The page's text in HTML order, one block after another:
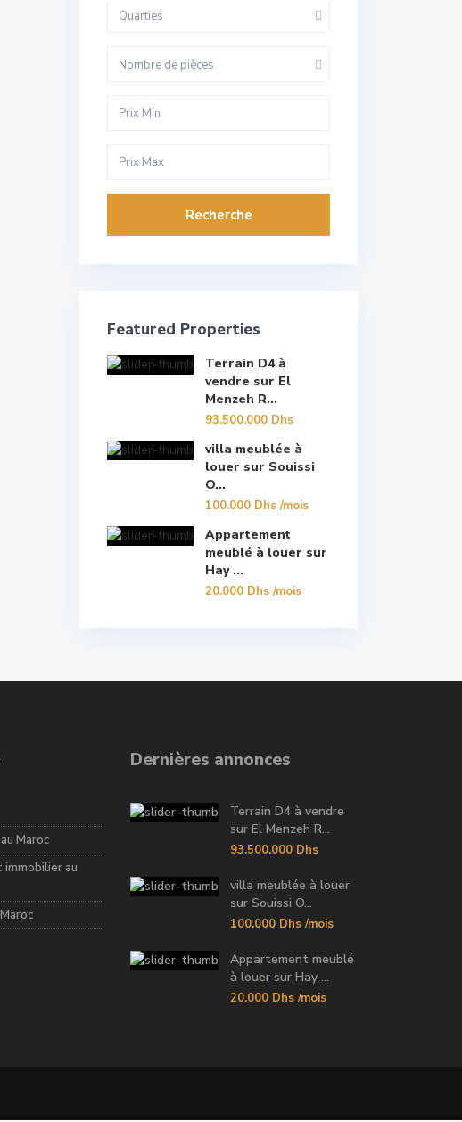
Quarties
Nombre de pièces
Recherche
Featured Properties
Terrain D4 à
vendre sur El
Menzeh R...
93.500.000 Dhs
villa meublée à
louer sur Souissi
O...
100.000 Dhs/mois
Appartement
meublé à louer sur
Hay ...
20.000 Dhs/mois
Maroc
au
Dernières annonces
Terrain D4 à vendre
sur El Menzeh R...
93.500.000 Dhs
villa meublée à louer
sur Souissi O...
100.000 Dhs /mois
Appartement meublé
à louer sur Hay ...
20.000 Dhs /mois